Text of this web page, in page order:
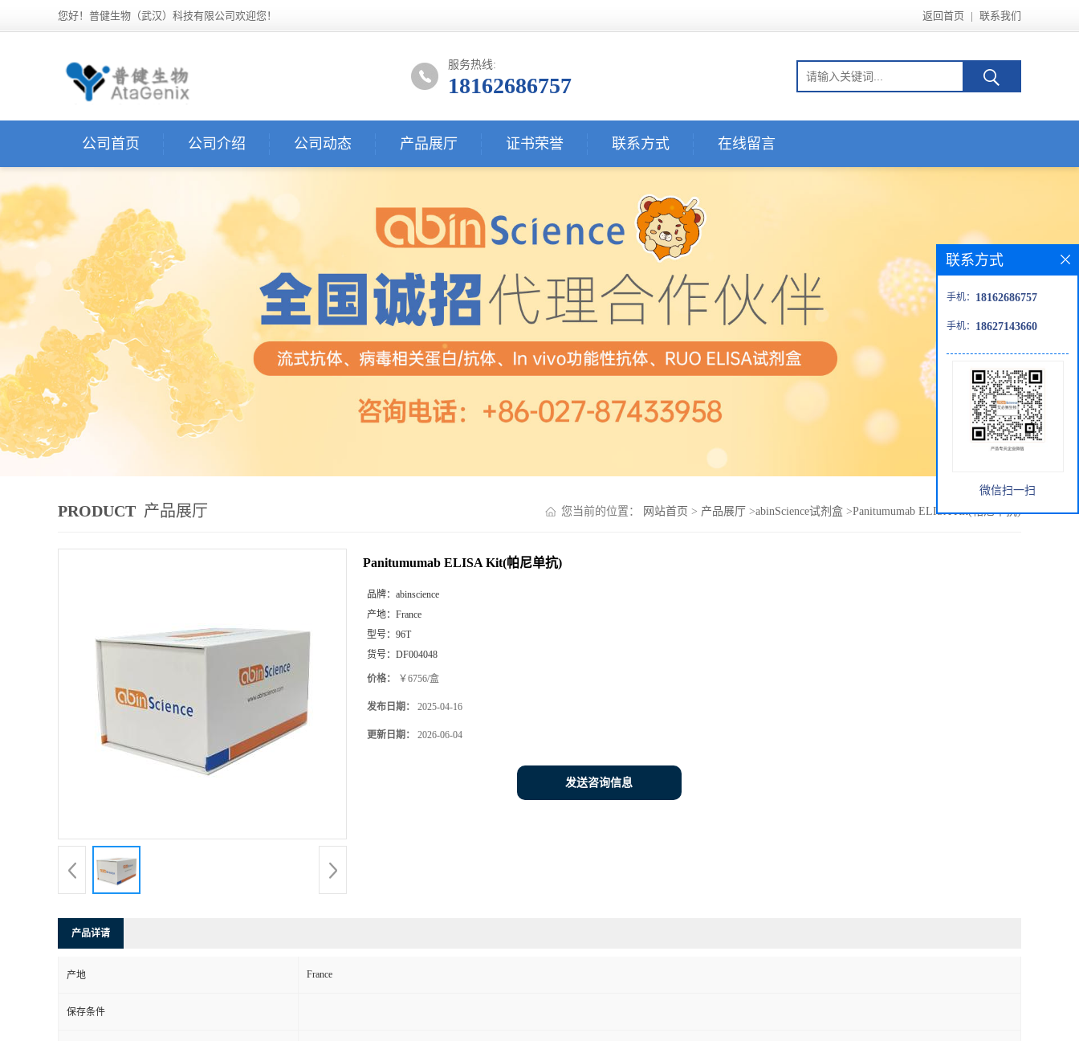
您好！普健生物（武汉）科技有限公司欢迎您！ 返回首页 | 联系我们
服务热线:
18162686757
公司首页 公司介绍 公司动态 产品展厅 证书荣誉 联系方式 在线留言
PRODUCT 产品展厅 您当前的位置： 网站首页 > 产品展厅 >abinScience试剂盒 >Panitumumab ELISA Kit(帕尼单抗)
Panitumumab ELISA Kit(帕尼单抗)
品牌： abinscience
产地： France
型号： 96T
货号： DF004048
价格： ￥6756/盒
发布日期： 2025-04-16
更新日期： 2026-06-04
发送咨询信息
产品详请
产地 France
保存条件
联系方式
手机： 18162686757
手机： 18627143660
微信扫一扫